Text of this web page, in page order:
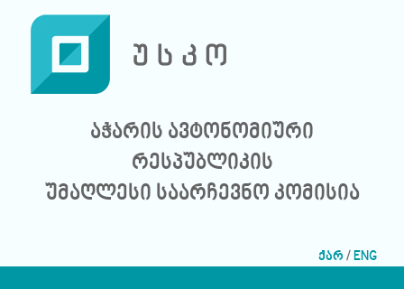
აჭარის ავტონომიური
რესპუბლიკის
უმაღლესი საარჩევნო კომისია
ქარ /ENG